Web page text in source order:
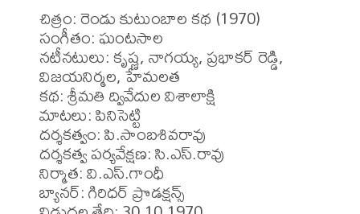
చిత్రం: రెండు కుటుంబాల కథ (1970)
సంగీతం: ఘంటసాల
నటీనటులు: కృష్ణ, నాగయ్య, ప్రభాకర్ రెడ్డి,
విజయనిర్మల, హేమలత
కథ: శ్రీమతి ద్వివేదుల విశాలాక్షి
మాటలు: పినిసెట్టి
దర్శకత్వం: పి.సాంబశివరావు
దర్శకత్వ పర్యవేక్షణ: సి.ఎస్.రావు
నిర్మాత: వి.ఎస్.గాంధీ
బ్యానర్: గిరిధర్ ప్రొడక్షన్స్